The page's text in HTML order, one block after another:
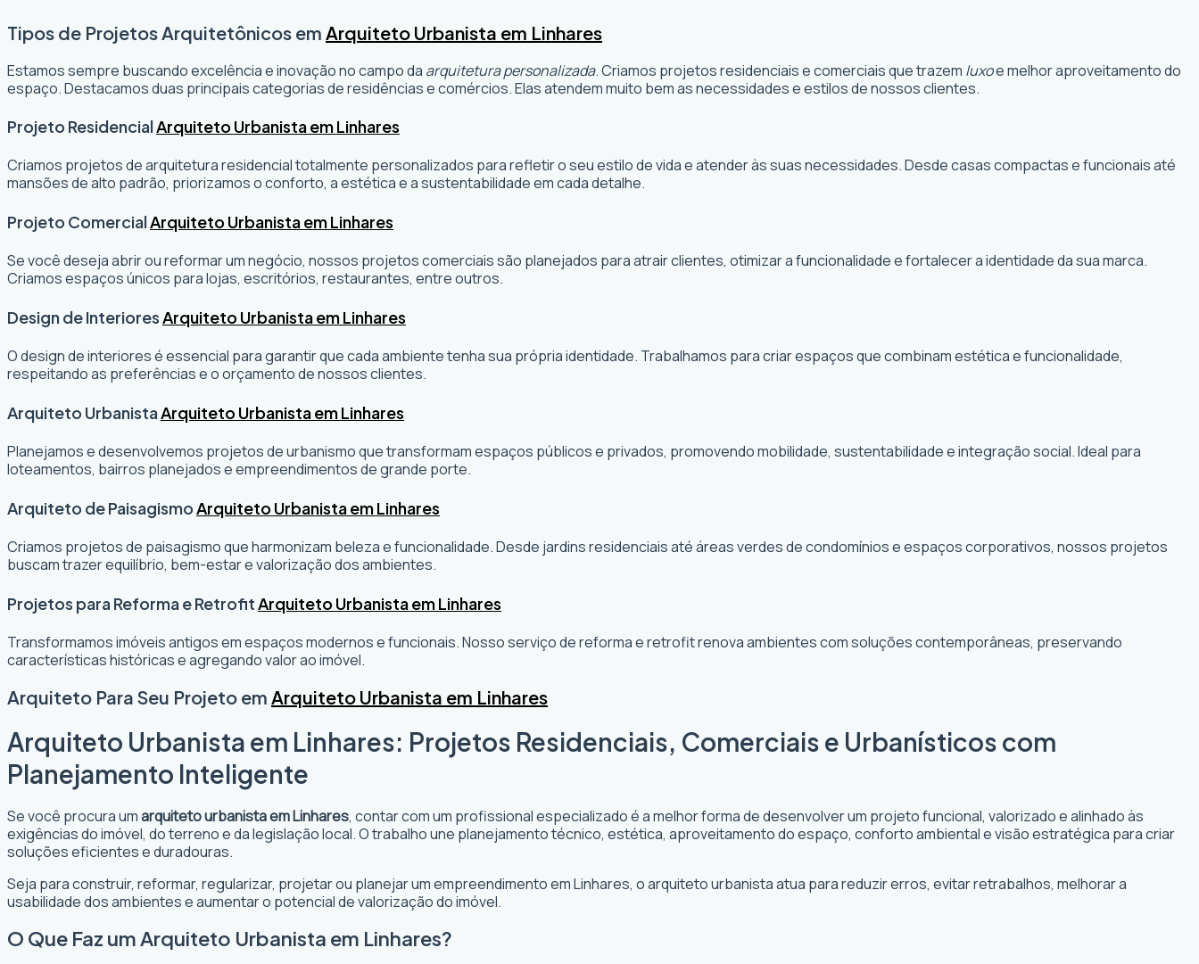
Tipos de Projetos Arquitetônicos em Arquiteto Urbanista em Linhares
Estamos sempre buscando excelência e inovação no campo da arquitetura personalizada. Criamos projetos residenciais e comerciais que trazem luxoe melhor aproveitamento do
espaço. Destacamos duas principais categorias de residências e comércios. Elas atendem muito bem as necessidades e estilos de nossos clientes.
Projeto ResidencialArquiteto Urbanista em Linhares
Criamos projetos de arquitetura residencial totalmente personalizados para refletir o seu estilo de vida e atender às suas necessidades. Desde casas compactas e funcionais até
mansões de alto padrão, priorizamos o conforto, a estética e a sustentabilidade em cada detalhe.
Projeto ComercialArquiteto Urbanista em Linhares
Se você deseja abrir ou reformar um negócio, nossos projetos comerciais são planejados para atrair clientes, otimizar a funcionalidade e fortalecer a identidade da sua marca.
Criamos espaços únicos para lojas, escritórios, restaurantes, entre outros.
Design de InterioresArquiteto Urbanista em Linhares
O design de interiores é essencial para garantir que cada ambiente tenha sua própria identidade. Trabalhamos para criar espaços que combinam estética e funcionalidade,
respeitando as preferências e o orçamento de nossos clientes.
Arquiteto UrbanistaArquiteto Urbanista em Linhares
Planejamos e desenvolvemos projetos de urbanismo que transformam espaços públicos e privados, promovendo mobilidade, sustentabilidade e integração social. Ideal para
loteamentos, bairros planejados e empreendimentos de grande porte.
Arquiteto de PaisagismoArquiteto Urbanista em Linhares
Criamos projetos de paisagismo que harmonizam beleza e funcionalidade. Desde jardins residenciais até áreas verdes de condomínios e espaços corporativos, nossos projetos
buscam trazer equilíbrio, bem-estar e valorização dos ambientes.
Projetos para Reforma e RetrofitArquiteto Urbanista em Linhares
Transformamos imóveis antigos em espaços modernos e funcionais. Nosso serviço de reforma e retrofit renova ambientes com soluções contemporâneas, preservando
características históricas e agregando valor ao imóvel.
Arquiteto Para Seu Projeto em Arquiteto Urbanista em Linhares
Arquiteto Urbanista em Linhares: Projetos Residenciais, Comerciais e Urbanísticos com
Planejamento Inteligente
Se você procura umarquiteto urbanista em Linhares, contar com um profissional especializado é a melhor forma de desenvolver um projeto funcional, valorizado e alinhado às
exigências do imóvel, do terreno e da legislação local. O trabalho une planejamento técnico, estética, aproveitamento do espaço, conforto ambiental e visão estratégica para criar
soluções eficientes e duradouras.
Seja para construir, reformar, regularizar, projetar ou planejar um empreendimento em Linhares, o arquiteto urbanista atua para reduzir erros, evitar retrabalhos, melhorar a
usabilidade dos ambientes e aumentar o potencial de valorização do imóvel.
O Que Faz um Arquiteto Urbanista em Linhares?